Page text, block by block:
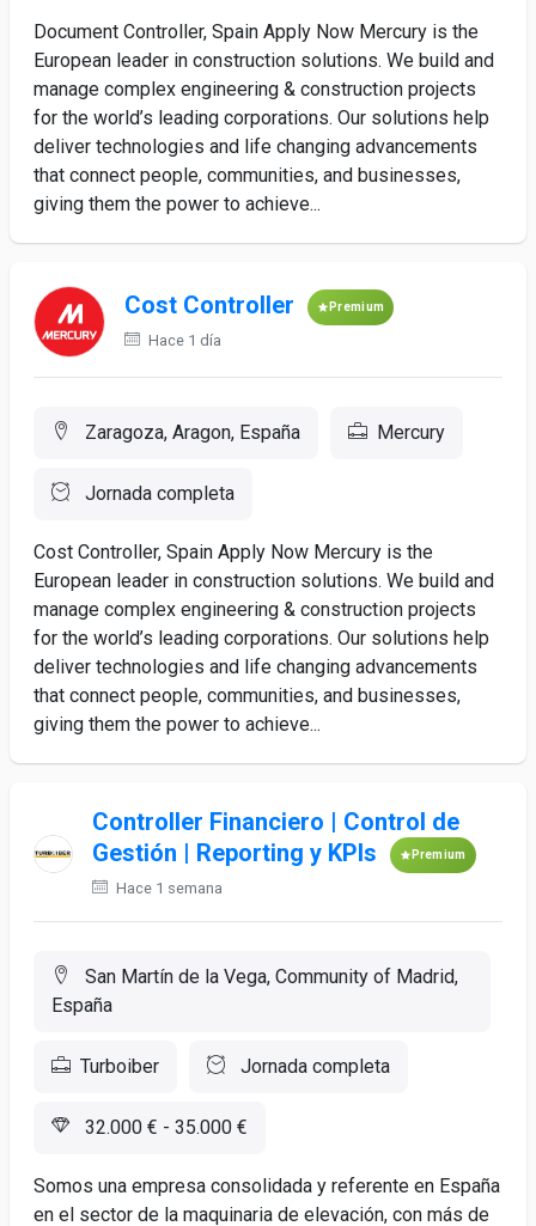
Document Controller, Spain Apply Now Mercury is the
European leader in construction solutions. We build and
manage complex engineering & construction projects
for the world’s leading corporations. Our solutions help
deliver technologies and life changing advancements
that connect people, communities, and businesses,
giving them the power to achieve...
Cost Controller Premium
Hace 1 día
Zaragoza, Aragon, España Mercury
Jornada completa
Cost Controller, Spain Apply Now Mercury is the
European leader in construction solutions. We build and
manage complex engineering & construction projects
for the world’s leading corporations. Our solutions help
deliver technologies and life changing advancements
that connect people, communities, and businesses,
giving them the power to achieve...
Controller Financiero | Control de
Gestión | Reporting y KPIs
Premium
Hace 1 semana
San Martín de la Vega, Community of Madrid,
España
Turboiber Jornada completa
32.000 € - 35.000 €
Somos una empresa consolidada y referente en España
en el sector de la maquinaria de elevación, con más de